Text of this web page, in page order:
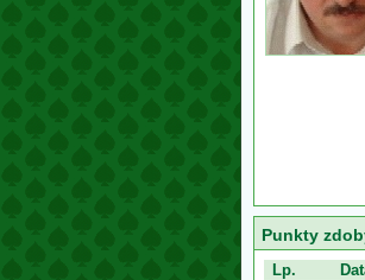
Punkty
Lp.